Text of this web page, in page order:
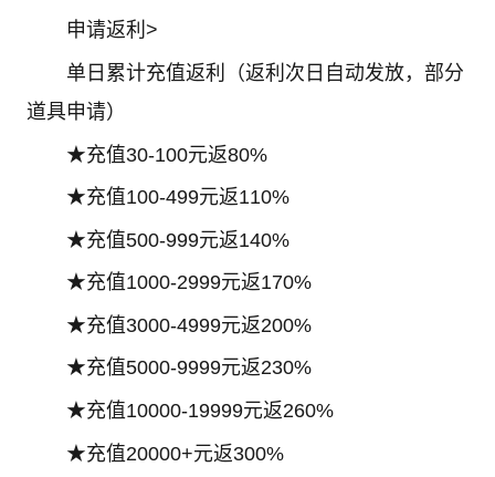
申请返利>
单日累计充值返利（返利次日自动发放，部分
道具申请）
★充值30-100元返80%
★充值100-499元返110%
★充值500-999元返140%
★充值1000-2999元返170%
★充值3000-4999元返200%
★充值5000-9999元返230%
★充值10000-19999元返260%
★充值20000+元返300%